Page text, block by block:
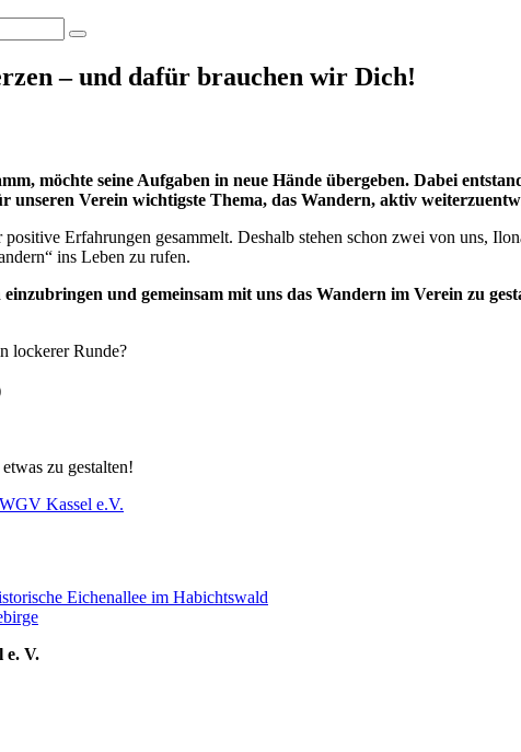
– und dafür brauchen wir Dich!
möchte seine Aufgaben in neue Hände übergeben. Dabei
unseren Verein wichtigste Thema, das Wandern, aktiv
Erfahrungen gesammelt. Deshalb stehen schon zwei von uns,
ins Leben zu rufen.
und gemeinsam mit uns das Wandern im Verein zu
lockerer Runde?
zu gestalten!
Kassel e.V.
Eichenallee im Habichtswald
e. V.